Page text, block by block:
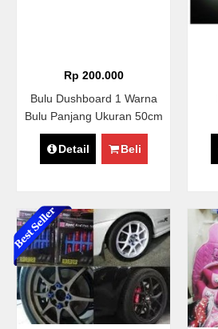
Rp 200.000
Bulu Dushboard 1 Warna
Bulu Panjang Ukuran 50cm
X 2mtr
Detail
Beli